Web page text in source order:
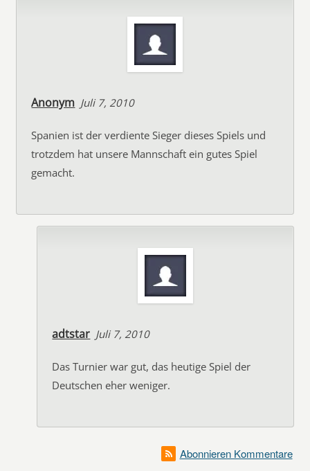
Anonym Juli 7, 2010
Spanien ist der verdiente Sieger dieses Spiels und
trotzdem hat unsere Mannschaft ein gutes Spiel
gemacht.
adtstar Juli 7, 2010
Das Turnier war gut, das heutige Spiel der
Deutschen eher weniger.
Abonnieren Kommentare